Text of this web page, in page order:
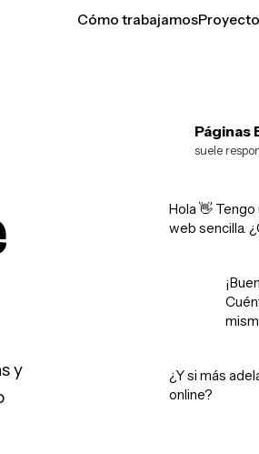
Cómo trabajamos
y
Páginas
suele
Hola 👋
web sencilla.
¿Y si más
online?